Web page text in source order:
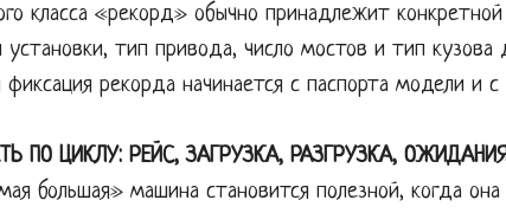
класса «рекорд» обычно принадлежит
установки, тип привода, число мостов и тип
рекорда начинается с паспорта модели и с
ПО ЦИКЛУ: РЕЙС, ЗАГРУЗКА, РАЗГРУЗКА,
большая» машина становится полезной, когда